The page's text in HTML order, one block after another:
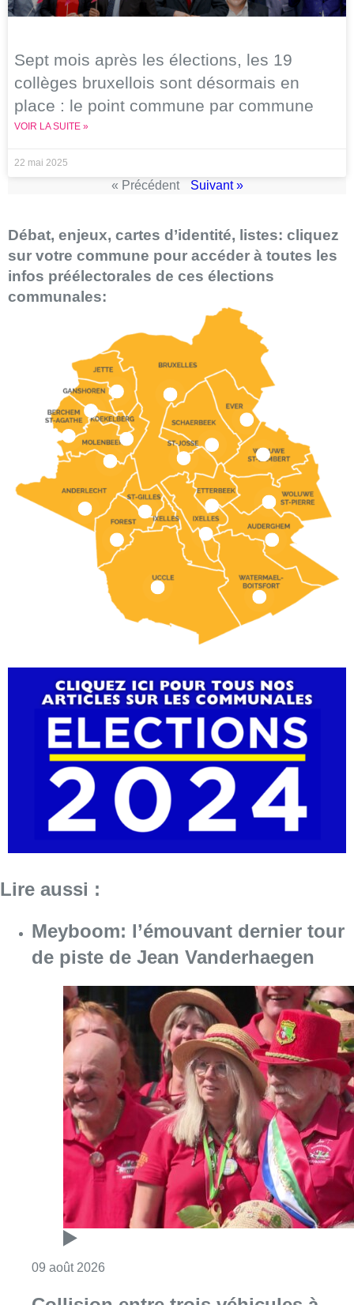
Sept mois après les élections, les 19
collèges bruxellois sont désormais en
place : le point commune par commune
VOIR LA SUITE »
22 mai 2025
« Précédent Suivant »
Débat, enjeux, cartes d’identité, listes: cliquez
sur votre commune pour accéder à toutes les
infos préélectorales de ces élections
communales:
Lire aussi :
Meyboom: l’émouvant dernier tour
de piste de Jean Vanderhaegen
09 août 2026